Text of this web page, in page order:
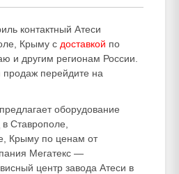
контактный Атеси
Крыму с доставкой по
и другим регионам России.
продаж перейдите на
оборудование
Ставрополе,
Крыму по ценам от
Мегатекс —
центр завода Атеси в